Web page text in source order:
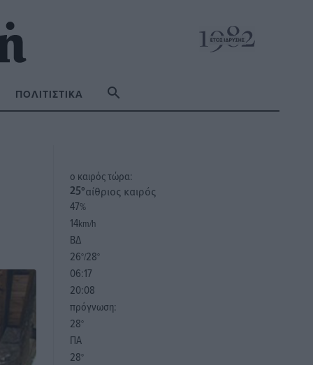
ΠΟΛΙΤΙΣΤΙΚΆ
o καιρός τώρα:
25°αίθριος καιρός
47%
14km/h
ΒΔ
26°/28°
06:17
20:08
πρόγνωση:
28°
ΠΑ
28°